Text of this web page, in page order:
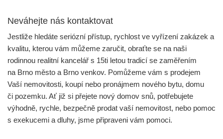
Neváhejte nás kontaktovat
Jestliže hledáte seriózní přístup, rychlost ve vyřízení zakázek a
kvalitu, kterou vám můžeme zaručit, obraťte se na naši
rodinnou realitní kancelář s 15ti letou tradicí se zaměřením
na Brno město a Brno venkov. Pomůžeme vám s prodejem
Vaší nemovitosti, koupí nebo pronájmem nového bytu, domu
či pozemku. Ať již si přejete nový domov snů, potřebujete
výhodně, rychle, bezpečně prodat vaší nemovitost, nebo pomoc
s exekucemi a dluhy, jsme připraveni vám pomoci.